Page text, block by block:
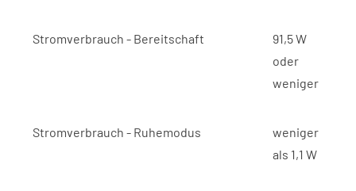
Stromverbrauch - Bereitschaft
91,5 W
oder
weniger
Stromverbrauch - Ruhemodus
weniger
als 1,1 W